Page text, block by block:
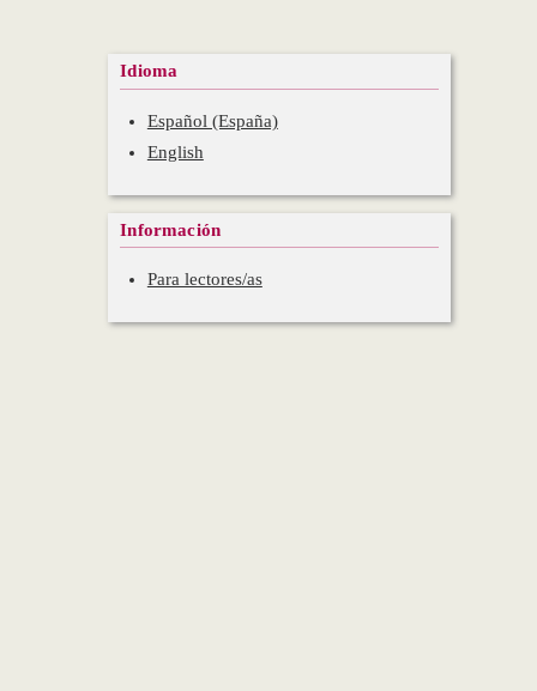
Idioma
Español (España)
English
Información
Para lectores/as